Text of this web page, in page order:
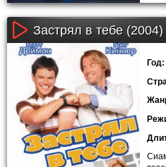
Застрял в тебе (2004)
Год: